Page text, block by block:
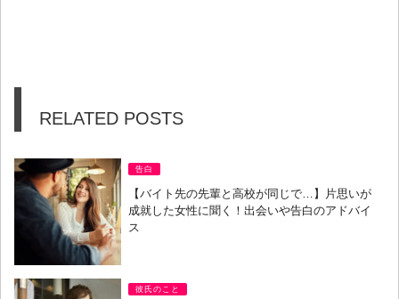
RELATED POSTS
告白
【バイト先の先輩と高校が同じで…】片思いが
成就した女性に聞く！出会いや告白のアドバイ
ス
彼氏のこと